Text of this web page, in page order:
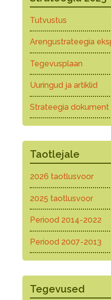
Tutvustus
Arengustrateegia
Tegevusplaan
Uuringud ja artiklid
Strateegia dokument
Taotlejale
2026 taotlusvoor
2025 taotlusvoor
Periood 2014-2022
Periood 2007-2013
Tegevused